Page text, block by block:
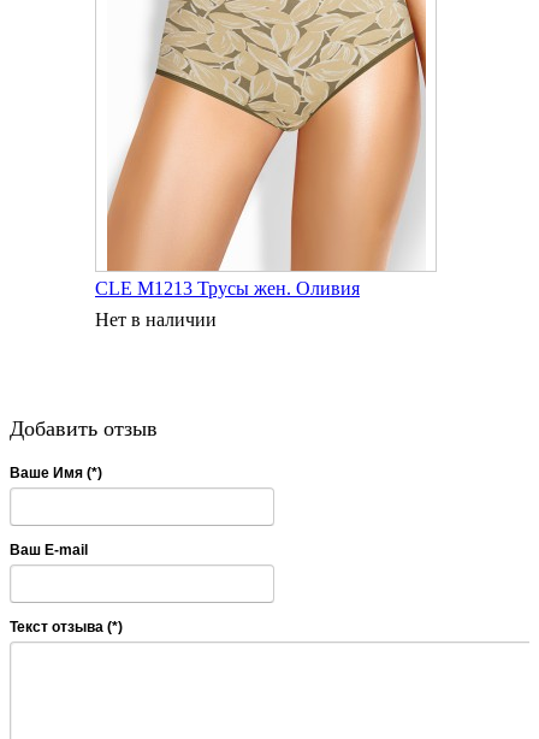
CLE M1213 Трусы жен. Оливия
Нет в наличии
Добавить отзыв
Ваше Имя (*)
Ваш E-mail
Текст отзыва (*)